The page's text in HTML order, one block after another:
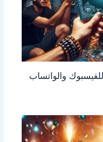
والواتساب